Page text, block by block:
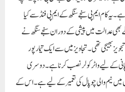
یہ کام ایم پی سنجے سنگھ کے ایم پی فنڈ سے کیا
عدالت میں پیشی کے دوران سنجے سنگھ نے
بھیجی تھی۔ تجاویز میں سے ایک تیمار پور
کے لیے واٹر کولر نصب کرنا ہے۔ دوسری
میں نیم والی چوپال کی تعمیرکے لیے ہے۔اس کے